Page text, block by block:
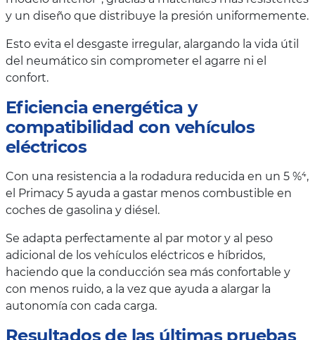
y un diseño que distribuye la presión uniformemente.
Esto evita el desgaste irregular, alargando la vida útil
del neumático sin comprometer el agarre ni el
confort.
Eficiencia energética y
compatibilidad con vehículos
eléctricos
Con una resistencia a la rodadura reducida en un 5 %⁴,
el Primacy 5 ayuda a gastar menos combustible en
coches de gasolina y diésel.
Se adapta perfectamente al par motor y al peso
adicional de los vehículos eléctricos e híbridos,
haciendo que la conducción sea más confortable y
con menos ruido, a la vez que ayuda a alargar la
autonomía con cada carga.
Resultados de las últimas pruebas